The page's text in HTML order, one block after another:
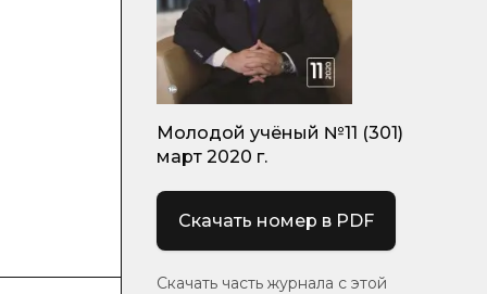
Молодой учёный №11 (301)
март 2020 г.
Скачать номер в PDF
Скачать часть журнала с этой